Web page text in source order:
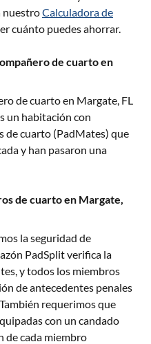
nuestroCalculadora de
cuánto puedes ahorrar.
de cuarto en
de cuarto en Margate, FL
un habitación con
de cuarto (PadMates) que
y han pasaron una
de cuarto en Margate,
la seguridad de
PadSplit verifica la
y todos los miembros
de antecedentes penales
requerimos que
con un candado
de cada miembro